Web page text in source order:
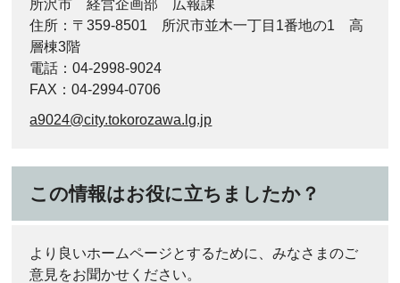
所沢市 経営企画部 広報課
住所：〒359-8501 所沢市並木一丁目1番地の1 高
層棟3階
電話：04-2998-9024
FAX：04-2994-0706
a9024@city.tokorozawa.lg.jp
この情報はお役に立ちましたか？
より良いホームページとするために、みなさまのご
意見をお聞かせください。